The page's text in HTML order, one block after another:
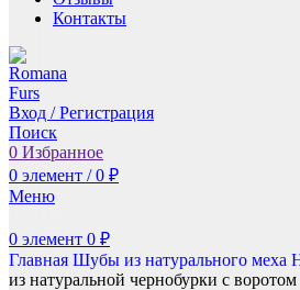
Контакты
Вход / Регистрация
Поиск
0 Избранное
0 элемент / 0 ₽
Меню
0 элемент 0 ₽
Главная Шубы из натурального меха
из натуральной чернобурки с воротом